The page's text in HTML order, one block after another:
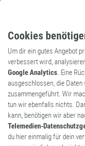
Cookies
Um dir ein gutes Angebot
verbessert wird,
Google Analytics. Eine
ausgeschlossen, die
zusammengeführt. Wir
tun wir ebenfalls nichts.
kann, benötigen wir aber
Telemedien-
du hier einmalig für dein
Verb
Überbeschäftigt
jemandes Nähe